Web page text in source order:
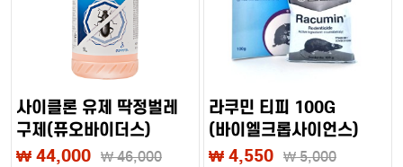
사이클론 유제 딱정벌레
구제(퓨오바이더스)
₩ 44,000 ₩46,000
라쿠민 티피 100G
(바이엘크롭사이언스)
₩ 4,550 ₩5,000